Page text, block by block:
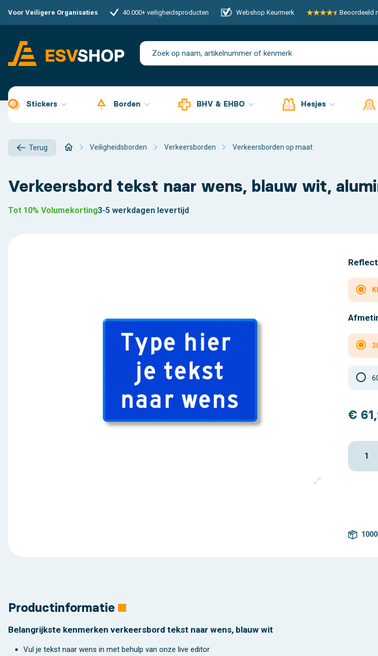
Voor Veiligere Organisaties 40.000+ veiligheidsproducten Webshop Keurmerk Beoordeeld
Stickers Borden BHV & EHBO Hesjes
Terug Veiligheidsborden Verkeersborden Verkeersborden op maat
Verkeersbord tekst naar wens, blauw wit,
Tot 10% Volumekorting3-5 werkdagen levertijd
€
Productinformatie
Belangrijkste kenmerken verkeersbord tekst naar wens, blauw wit
Vul je tekst naar wens in met behulp van onze live editor